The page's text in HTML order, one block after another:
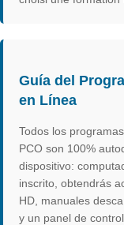
Guía del
en Línea
Todos los
PCO son 100%
dispositivo:
inscrito, obtendrás
HD, manuales
y un panel de